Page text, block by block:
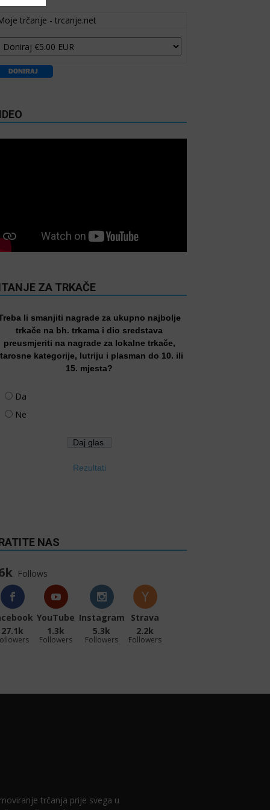
trčanje - trcanje.net
ZA TRKAČE
li smanjiti nagrade za ukupno najbolje
trkače na bh. trkama i dio sredstava
preusmjeriti na nagrade za lokalne trkače,
kategorije, lutriju i plasman do 10. ili
15. mjesta?
Da
Ne
Rezultati
NAS
Follows
27.1k
YouTube
1.3k
Followers
Instagram
5.3k
Followers
Strava
2.2k
Followers
trčanja prije svega u